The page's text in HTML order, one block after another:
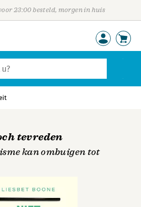
23:00 besteld, morgen in huis
tevreden
kan ombuigen tot